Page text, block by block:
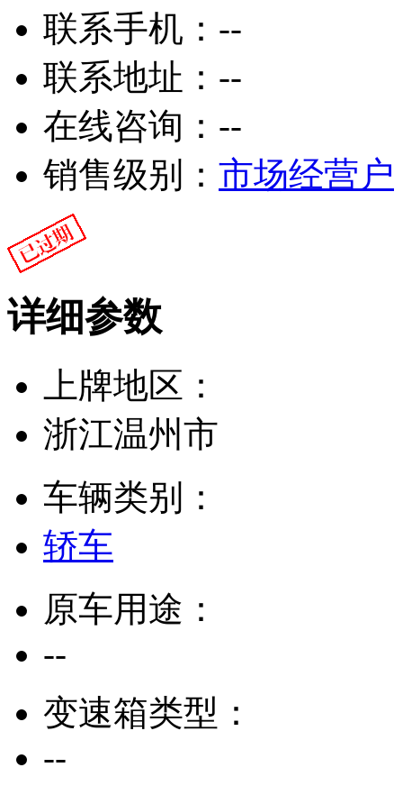
联系手机： --
联系地址： --
在线咨询： --
销售级别： 市场经营户
详细参数
上牌地区：
浙江温州市
车辆类别：
轿车
原车用途：
--
变速箱类型：
--